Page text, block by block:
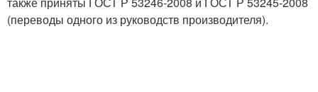
(переводы одного из руководств производителя).